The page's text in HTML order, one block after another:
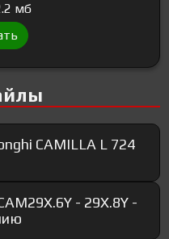
мб
CAMILLA L 724
- 29X.8Y -